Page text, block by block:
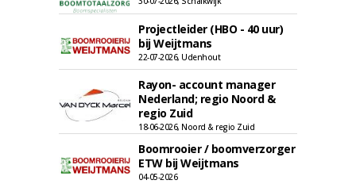
Projectleider (HBO - 40 uur)
bij Weijtmans
22-07-2026, Udenhout
Rayon- account manager
Nederland; regio Noord &
regio Zuid
18-06-2026, Noord & regio Zuid
Boomrooier / boomverzorger
ETW bij Weijtmans
04-05-2026